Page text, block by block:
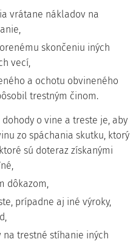
vrátane nákladov na
skončeniu iných
vecí,
a ochotu obvineného
trestným činom.
o vine a treste je, aby
zo spáchania skutku, ktorý
sú doteraz získanými
dôkazom,
prípadne aj iné výroky,
trestné stíhanie iných